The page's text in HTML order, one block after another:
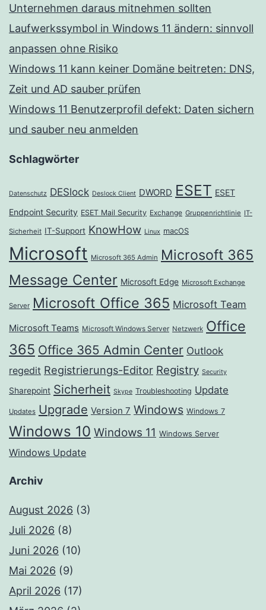
Unternehmen daraus mitnehmen sollten
Laufwerkssymbol in Windows 11 ändern: sinnvoll
anpassen ohne Risiko
Windows 11 kann keiner Domäne beitreten: DNS,
Zeit und AD sauber prüfen
Windows 11 Benutzerprofil defekt: Daten sichern
und sauber neu anmelden
Schlagwörter
Datenschutz DESlock Deslock Client DWORD ESET ESET
Endpoint Security ESET Mail Security Exchange Gruppenrichtlinie IT-
Sicherheit IT-Support KnowHow Linux macOS
Microsoft Microsoft 365 Admin Microsoft 365
Message Center Microsoft Edge Microsoft Exchange
Server Microsoft Office 365 Microsoft Team
Microsoft Teams Microsoft Windows Server Netzwerk Office
365 Office 365 Admin Center Outlook
regedit Registrierungs-Editor Registry Security
Sharepoint Sicherheit Skype Troubleshooting Update
Updates Upgrade Version 7 Windows Windows 7
Windows 10 Windows 11 Windows Server
Windows Update
Archiv
August 2026 (3)
Juli 2026 (8)
Juni 2026 (10)
Mai 2026 (9)
April 2026 (17)